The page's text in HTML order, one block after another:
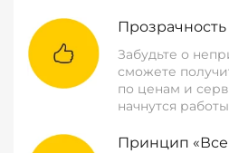
Забудьте о
сможете
по ценам и
начнутся
Принцип